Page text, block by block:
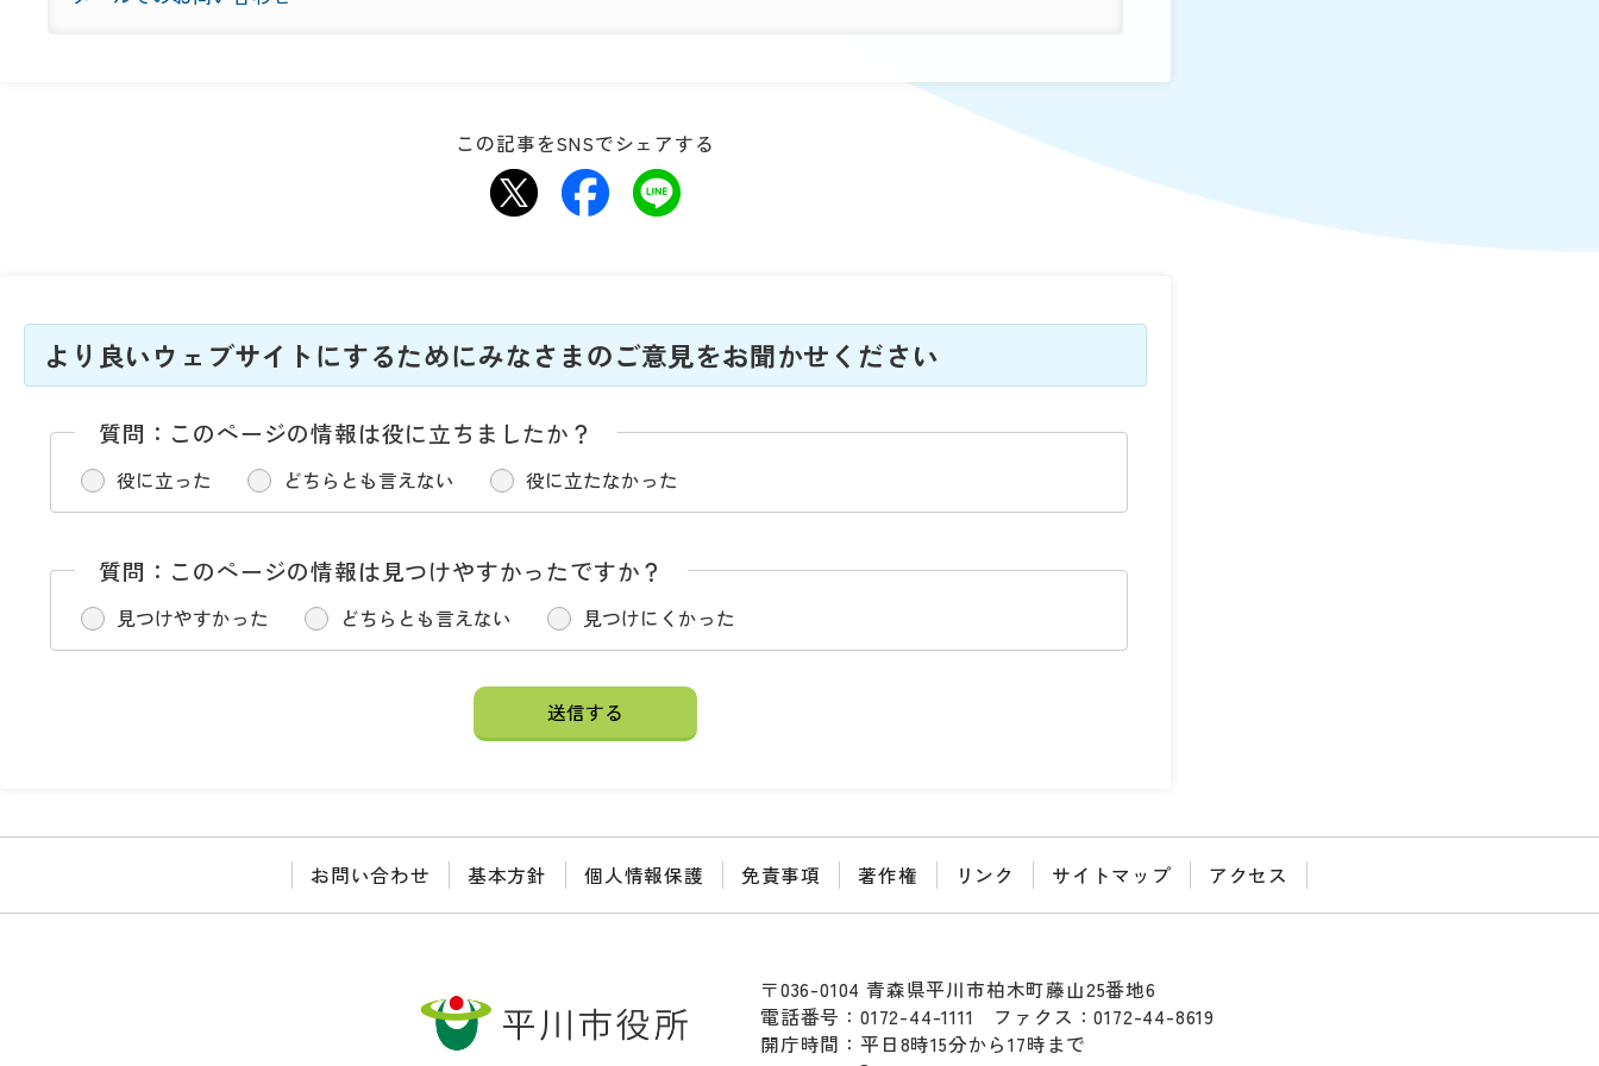
この記事をSNSでシェアする
より良いウェブサイトにするためにみなさまのご意見をお聞かせください
質問：このページの情報は役に立ちましたか？
役に立った どちらとも言えない 役に立たなかった
質問：このページの情報は見つけやすかったですか？
見つけやすかった どちらとも言えない 見つけにくかった
お問い合わせ 基本方針 個人情報保護 免責事項 著作権 リンク サイトマップ アクセス
〒036-0104 青森県平川市柏木町藤山25番地6
電話番号：0172-44-1111 ファクス：0172-44-8619
開庁時間：平日8時15分から17時まで